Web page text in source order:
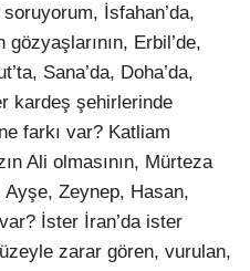
İsfahan’da,
gözyaşlarının, Erbil’de,
Sana’da, Doha’da,
kardeş şehirlerinde
farkı var? Katliam
Ali olmasının, Mürteza
Ayşe, Zeynep, Hasan,
İster İran’da ister
zarar gören, vurulan,